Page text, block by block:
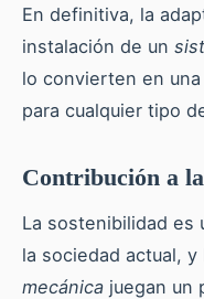
En definitiva, la
instalación de un
lo convierten en
para cualquier tipo
Contribución a
La sostenibilidad es
la sociedad actual, y
mecánica juegan un